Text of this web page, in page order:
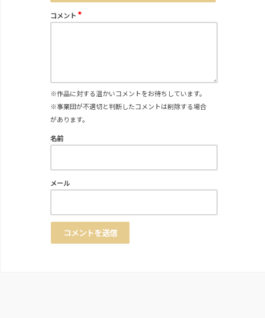
コメント *
※作品に対する温かいコメントをお待ちしています。
※事業団が不適切と判断したコメントは削除する場合
があります。
名前
メール